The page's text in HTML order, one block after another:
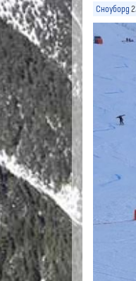
Сноуборд